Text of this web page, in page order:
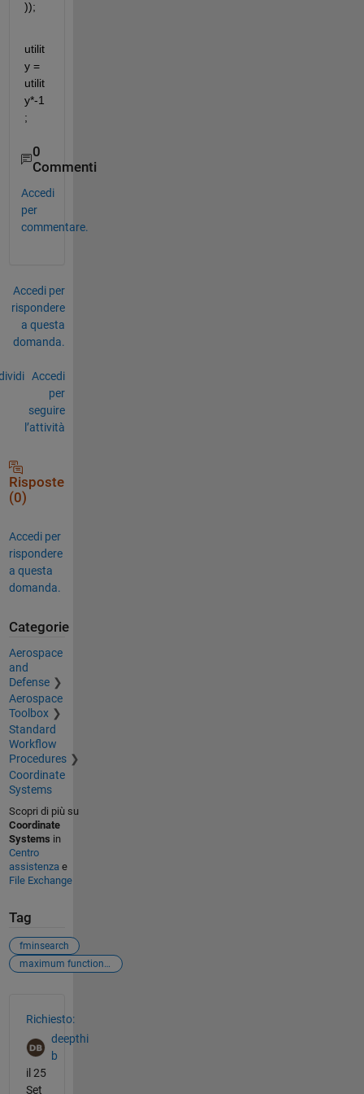
));
utilit
y =
utilit
y*-1
;
0
Commenti
Accedi
per
commentare.
Accedi per
rispondere
a questa
domanda.
Accedi
per
seguire
l’attività
Risposte
(0)
Accedi per
rispondere
a questa
domanda.
Categorie
Aerospace
and
Defense
Aerospace
Toolbox
Standard
Workflow
Procedures
Coordinate
Systems
Scopri di più su
Coordinate
Systems in
Centro
assistenzae
File Exchange
Tag
fminsearch
maximum function evaluations exceeded
Richiesto:
deepthi
b
il 25
Set